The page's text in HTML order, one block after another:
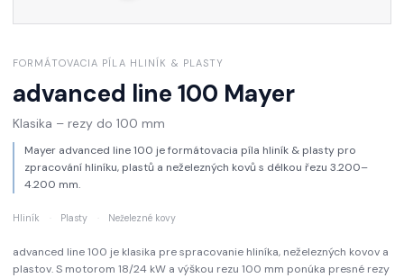
FORMÁTOVACIA PÍLA HLINÍK & PLASTY
advanced line 100 Mayer
Klasika – rezy do 100 mm
Mayer advanced line 100 je formátovacia píla hliník & plasty pro
zpracování hliníku, plastů a neželezných kovů s délkou řezu 3.200–
4.200 mm.
Hliník Plasty Neželezné kovy
advanced line 100 je klasika pre spracovanie hliníka, neželezných kovov a
plastov. S motorom 18/24 kW a výškou rezu 100 mm ponúka presné rezy